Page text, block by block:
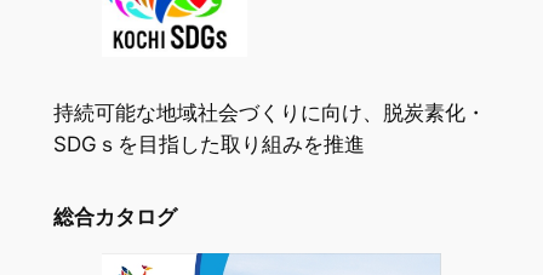
持続可能な地域社会づくりに向け、脱炭素化・
SDGｓを目指した取り組みを推進
総合カタログ